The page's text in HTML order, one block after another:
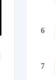
6
7